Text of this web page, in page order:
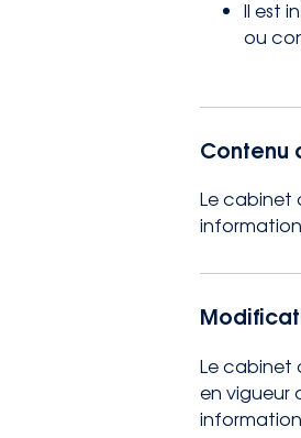
Il est
ou
Contenu
Le cabinet
Le cabinet
en vigueur